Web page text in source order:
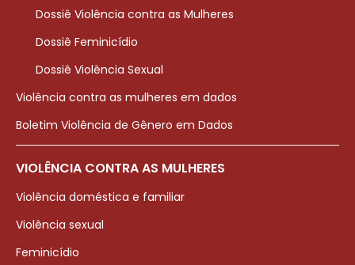
Dossiê Violência contra as Mulheres
Dossiê Feminicídio
Dossiê Violência Sexual
Violência contra as mulheres em dados
Boletim Violência de Gênero em Dados
VIOLÊNCIA CONTRA AS MULHERES
Violência doméstica e familiar
Violência sexual
Feminicídio